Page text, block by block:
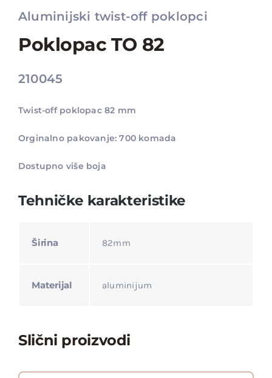
Aluminijski twist-off poklopci
Poklopac TO 82
210045
Twist-off poklopac 82 mm
Orginalno pakovanje: 700 komada
Dostupno više boja
Tehničke karakteristike
Širina 82mm
Materijal aluminijum
Slični proizvodi